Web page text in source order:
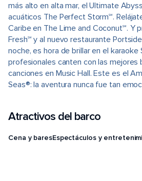
más alto en alta mar, el Ultimate
acuáticos The Perfect Storm℠.
Caribe en The Lime and Coconut℠. Y
Fresh℠ y al nuevo restaurante
noche, es hora de brillar en el
profesionales canten con las mejores
canciones en Music Hall. Este es el
Seas®: la aventura nunca fue tan
Atractivos del barco
Cena y baresEspectáculos y